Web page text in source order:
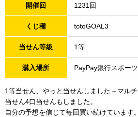
開催回 1231回
くじ種 totoGOAL3
当せん等級 1等
購入場所 PayPay銀行スポー
1等当せん、やっと当せんしました～マル
当せん4口当せんもしました。
自分の予想を信じて毎回買い続けています。